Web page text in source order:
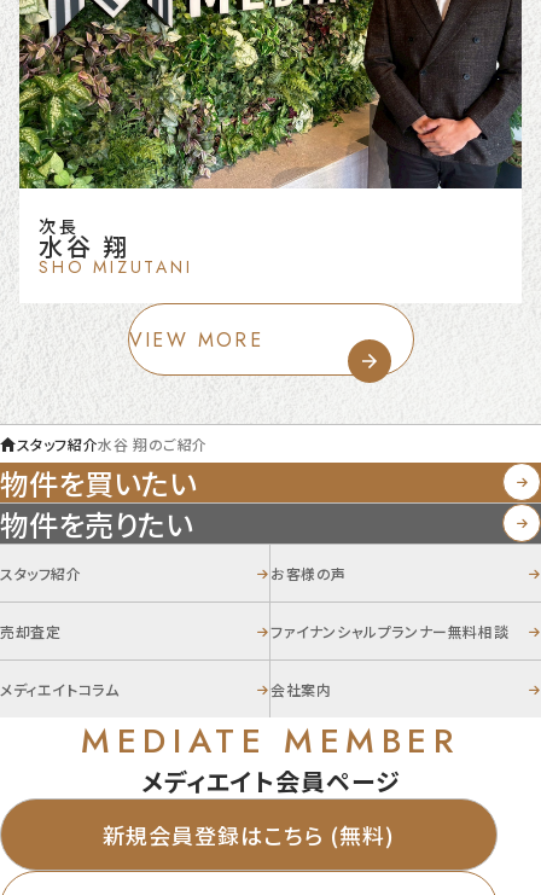
次長
水谷 翔
SHO MIZUTANI
VIEW MORE
スタッフ紹介水谷 翔のご紹介
物件を買いたい
物件を売りたい
スタッフ紹介 お客様の声
売却査定 ファイナンシャルプランナー無料相談
メディエイトコラム 会社案内
MEDIATE MEMBER
メディエイト会員ページ
新規会員登録はこちら (無料)